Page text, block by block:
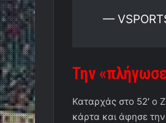
—
Την
Καταρχάς στο 52′ ο
κάρτα και άφησε